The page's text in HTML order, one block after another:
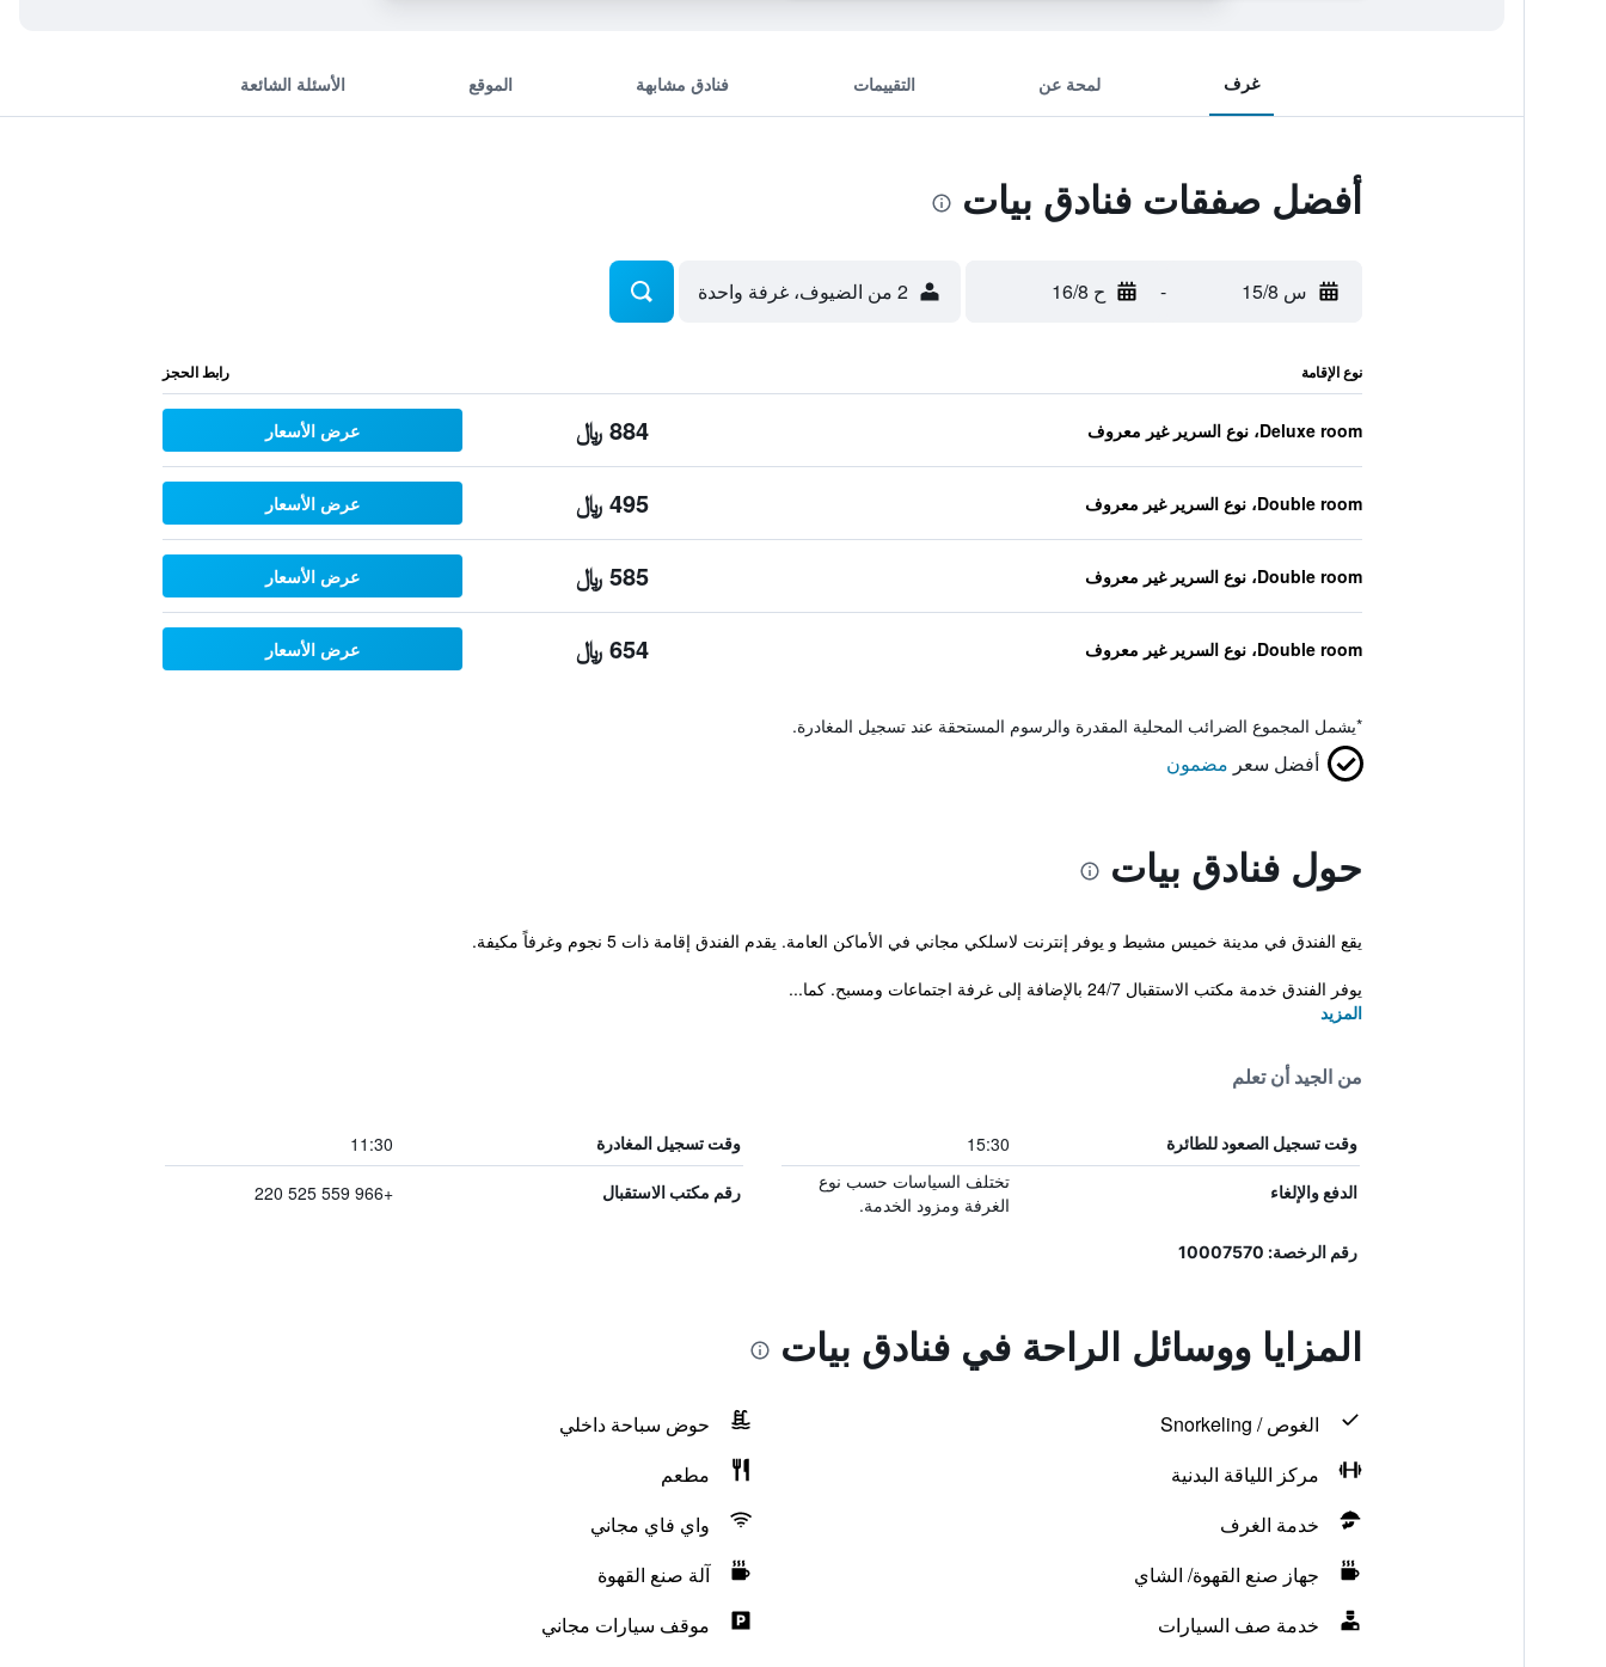
غرف لمحة عن التقييمات فنادق مشابهة الموقع الأسئلة الشائعة
أفضل صفقات فنادق بيات
س 15/8 - ح 16/8 2 من الضيوف، غرفة واحدة
نوع الإقامة رابط الحجز
Deluxe room، نوع السرير غير معروف 884 ﷼ عرض الأسعار
Double room، نوع السرير غير معروف 495 ﷼ عرض الأسعار
Double room، نوع السرير غير معروف 585 ﷼ عرض الأسعار
Double room، نوع السرير غير معروف 654 ﷼ عرض الأسعار
*يشمل المجموع الضرائب المحلية المقدرة والرسوم المستحقة عند تسجيل المغادرة.
أفضل سعر مضمون
حول فنادق بيات
يقع الفندق في مدينة خميس مشيط و يوفر إنترنت لاسلكي مجاني في الأماكن العامة. يقدم الفندق إقامة ذات 5 نجوم وغرفاً مكيفة.
يوفر الفندق خدمة مكتب الاستقبال 24/7 بالإضافة إلى غرفة اجتماعات ومسبح. كما...
المزيد
من الجيد أن تعلم
وقت تسجيل الصعود للطائرة 15:30 وقت تسجيل المغادرة 11:30
الدفع والإلغاء
تختلف السياسات حسب نوع
الغرفة ومزود الخدمة.
رقم مكتب الاستقبال +966 559 525 220
رقم الرخصة: 10007570
المزايا ووسائل الراحة في فنادق بيات
الغوص / Snorkeling
حوض سباحة داخلي
مركز اللياقة البدنية
مطعم
خدمة الغرف
واي فاي مجاني
جهاز صنع القهوة/ الشاي
آلة صنع القهوة
خدمة صف السيارات
موقف سيارات مجاني